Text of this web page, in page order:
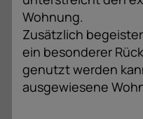
Wohnung.
Zusätzlich
ein besonderer
genutzt werden
ausgewiesene